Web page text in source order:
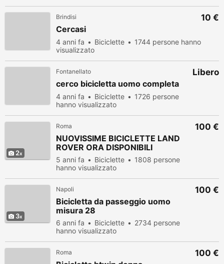
Brindisi
Cercasi
4 anni fa Biciclette
1744 persone hanno
visualizzato
10 €
Fontanellato
cerco bicicletta uomo completa
4 anni fa Biciclette
1726 persone
hanno visualizzato
Libero
2
Roma
NUOVISSIME BICICLETTE LAND
ROVER ORA DISPONIBILI
5 anni fa Biciclette
1808 persone
hanno visualizzato
100 €
3
Napoli
Bicicletta da passeggio uomo
misura 28
6 anni fa Biciclette
2734 persone
hanno visualizzato
100 €
Roma 100 €